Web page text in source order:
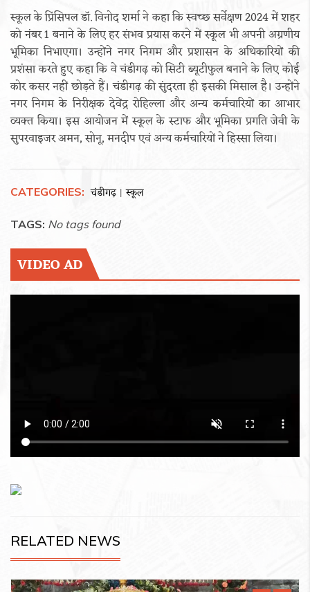
स्कूल के प्रिंसिपल डॉ. विनोद शर्मा ने कहा कि स्वच्छ सर्वेक्षण 2024 में शहर
को नंबर 1 बनाने के लिए हर संभव प्रयास करने में स्कूल भी अपनी अग्रणीय
भूमिका निभाएगा। उन्होंने नगर निगम और प्रशासन के अधिकारियों की
प्रशंसा करते हुए कहा कि वे चंडीगढ़ को सिटी ब्यूटीफुल बनाने के लिए कोई
कोर कसर नहीं छोड़ते हैं। चंडीगढ़ की सुंदरता ही इसकी मिसाल है। उन्होंने
नगर निगम के निरीक्षक देवेंद्र रोहिल्ला और अन्य कर्मचारियों का आभार
व्यक्त किया। इस आयोजन में स्कूल के स्टाफ और भूमिका प्रगति जेवी के
सुपरवाइजर अमन, सोनू, मनदीप एवं अन्य कर्मचारियों ने हिस्सा लिया।
CATEGORIES: चंडीगढ़ | स्कूल
TAGS: No tags found
VIDEO AD
RELATED NEWS